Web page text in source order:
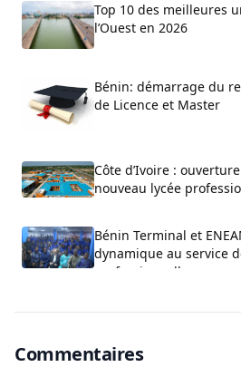
Top 10 des meilleures
l’Ouest en 2026
Bénin: démarrage du
de Licence et Master
Côte d’Ivoire :
nouveau lycée
Bénin Terminal et
dynamique au service
professionnelle
Commentaires